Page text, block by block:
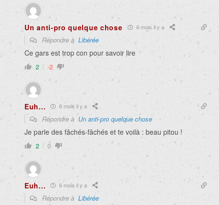
Un anti-pro quelque chose 6 mois il y a
Répondre à Libérée
Ce gars est trop con pour savoir lire
2 -2
Euh... 6 mois il y a
Répondre à Un anti-pro quelque chose
Je parle des fâchés-fâchés et te voilà : beau pitou !
2 0
Euh... 6 mois il y a
Répondre à Libérée